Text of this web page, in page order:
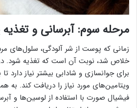
مرحله سوم: آبرسانی و
زمانی که پوست از شر آلودگی، سلول‌های
خلاص شد، نوبت آن است که تغذیه شود.
برای جوانسازی و شادابی بیشتر نیاز دارد
ویتامین‌های مورد نیاز را دریافت کند. به
فیشیال صورت با استفاده از لوسین‌ها و